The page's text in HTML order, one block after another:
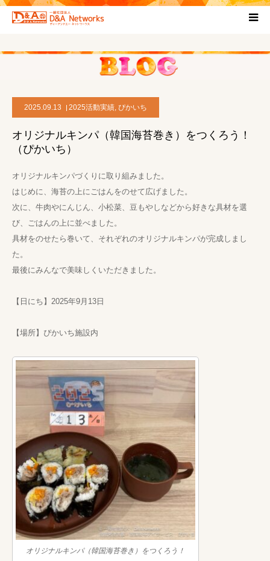
2025.09.13 2025活動実績, ぴかいち
オリジナルキンパ（韓国海苔巻き）をつくろう！
（ぴかいち）
オリジナルキンパづくりに取り組みました。
はじめに、海苔の上にごはんをのせて広げました。
次に、牛肉やにんじん、小松菜、豆もやしなどから好きな具材を選
び、ごはんの上に並べました。
具材をのせたら巻いて、それぞれのオリジナルキンパが完成しまし
た。
最後にみんなで美味しくいただきました。
【日にち】2025年9月13日
【場所】ぴかいち施設内
オリジナルキンパ（韓国海苔巻き）をつくろう！
HOME
プロジェクト概要
協力団体
お問い合わせ
ブログ